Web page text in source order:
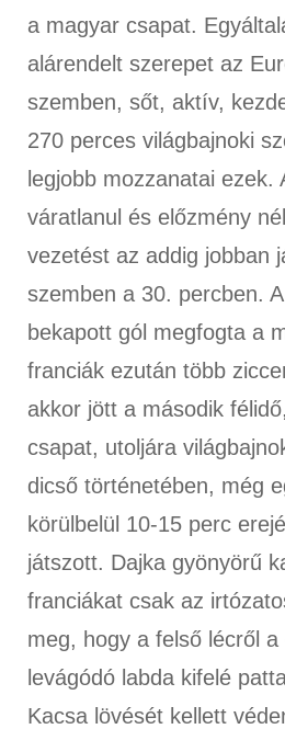
a magyar csapat.
alárendelt szerepet az
szemben, sőt, aktív,
270 perces világbajnoki
legjobb mozzanatai ezek.
váratlanul és előzmény
vezetést az addig jobban
szemben a 30. percben.
bekapott gól megfogta a
franciák ezután több
akkor jött a második
csapat, utoljára
dicső történetében, még
körülbelül 10-15 perc
játszott. Dajka gyönyörű
franciákat csak az
meg, hogy a felső lécről a
levágódó labda kifelé
Kacsa lövését kellett